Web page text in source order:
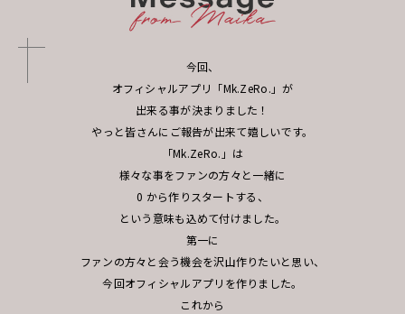
今回、
オフィシャルアプリ「Mk.ZeRo.」が
出来る事が決まりました！
やっと皆さんにご報告が出来て嬉しいです。
「Mk.ZeRo.」は
様々な事をファンの方々と一緒に
0 から作りスタートする、
という意味も込めて付けました。
第一に
ファンの方々と会う機会を沢山作りたいと思い、
今回オフィシャルアプリを作りました。
これから